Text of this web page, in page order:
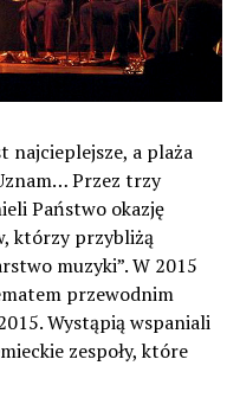
najcieplejsze, a plaża
Przez trzy
Państwo okazję
którzy przybliżą
muzyki”. W 2015
przewodnim
Wystąpią wspaniali
zespoły, które